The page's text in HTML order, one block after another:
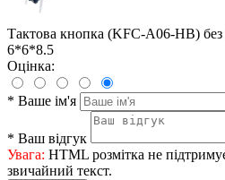
Тактова кнопка (KFC-A06-HB) без
6*6*8.5
Оцінка:
* Ваше ім'я
* Ваш відгук
Увага: HTML розмітка не
звичайний текст.